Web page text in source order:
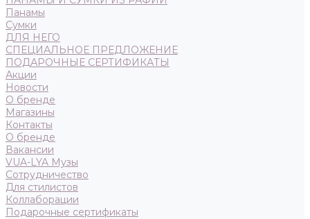
Панамы
Сумки
ДЛЯ НЕГО
СПЕЦИАЛЬНОЕ ПРЕДЛОЖЕНИЕ
ПОДАРОЧНЫЕ СЕРТИФИКАТЫ
Акции
Новости
О бренде
Магазины
Контакты
О бренде
Вакансии
VUA-LYA Музы
Сотрудничество
Для стилистов
Коллаборации
Подарочные сертификаты